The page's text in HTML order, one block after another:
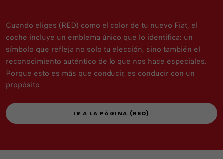
Cuando eliges (RED) como el color de tu nuevo Fiat, el
coche incluye un emblema único que lo identifica: un
símbolo que refleja no solo tu elección, sino también el
reconocimiento auténtico de lo que nos hace especiales.
Porque esto es más que conducir, es conducir con un
propósito
IR A LA PÁGINA (RED)